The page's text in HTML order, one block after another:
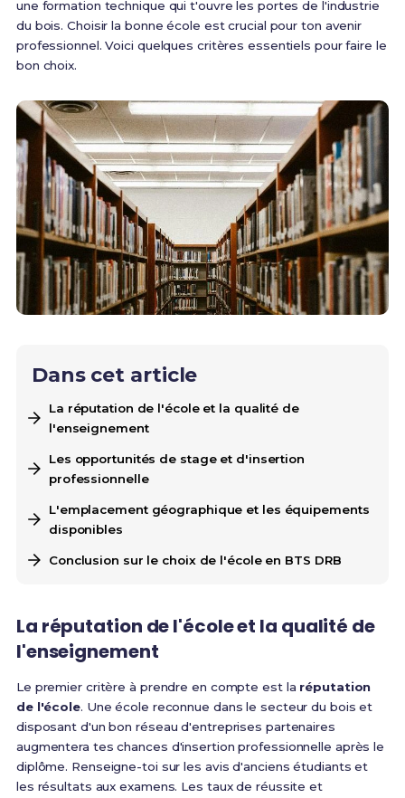
une formation technique qui t'ouvre les portes de l'industrie
du bois. Choisir la bonne école est crucial pour ton avenir
professionnel. Voici quelques critères essentiels pour faire le
bon choix.
Dans cet article
La réputation de l'école et la qualité de
l'enseignement
Les opportunités de stage et d'insertion
professionnelle
L'emplacement géographique et les équipements
disponibles
Conclusion sur le choix de l'école en BTS DRB
La réputation de l'école et la qualité de
l'enseignement
Le premier critère à prendre en compte est la réputation
de l'école. Une école reconnue dans le secteur du bois et
disposant d'un bon réseau d'entreprises partenaires
augmentera tes chances d'insertion professionnelle après le
diplôme. Renseigne-toi sur les avis d'anciens étudiants et
les résultats aux examens. Les taux de réussite et